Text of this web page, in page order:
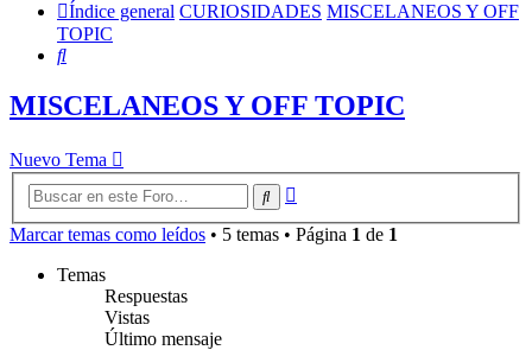
Índice general CURIOSIDADES MISCELANEOS Y OFF
TOPIC
Buscar
MISCELANEOS Y OFF TOPIC
Nuevo Tema
Buscar
Marcar temas como leídos • 5 temas • Página 1 de 1
Temas
Respuestas
Vistas
Último mensaje